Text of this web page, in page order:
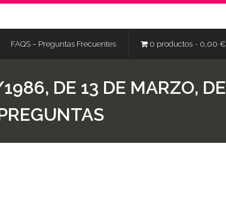
FAQS – Preguntas Frecuentes 0 productos 0,00 €
DE 13 DE MARZO, DE